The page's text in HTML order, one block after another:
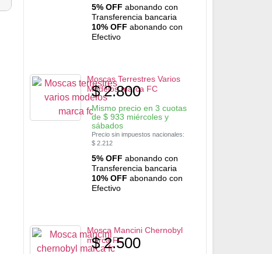
5% OFF abonando con
Transferencia bancaria
10% OFF abonando con
Efectivo
Moscas Terrestres Varios
Modelos marca FC
$2.800
Mismo precio en 3 cuotas
de $933 miércoles y
sábados
Precio sin impuestos nacionales:
$2.212
5% OFF abonando con
Transferencia bancaria
10% OFF abonando con
Efectivo
Mosca Mancini Chernobyl
marca FC
$2.500